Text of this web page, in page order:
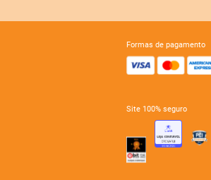
formas de pagamento
site 100% seguro